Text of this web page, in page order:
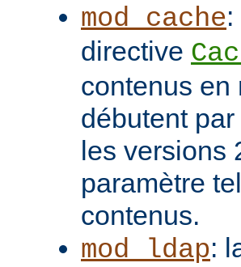
mod_cache
directive
contenus en
débutent
les versions
paramètre
contenus.
mod_ldap: